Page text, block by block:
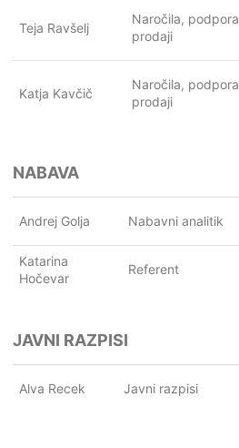
Teja Ravšelj
Naročila, podpora
prodaji
Katja Kavčič
Naročila, podpora
prodaji
NABAVA
Andrej Golja Nabavni analitik
Katarina
Hočevar
Referent
JAVNI RAZPISI
Alva Recek Javni razpisi